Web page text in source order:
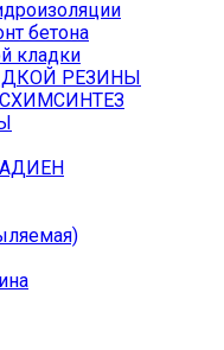
бетона
кладки
РЕЗИНЫ